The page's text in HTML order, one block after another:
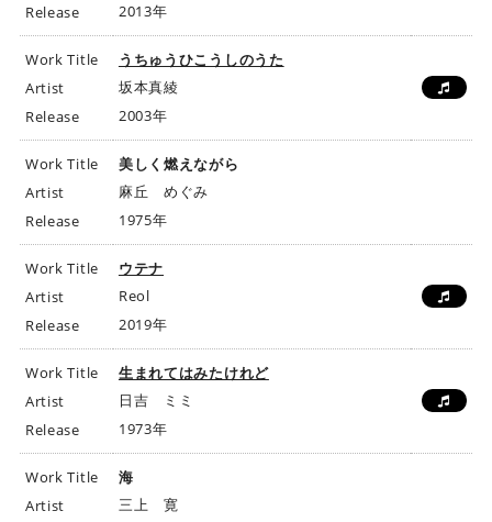
Release
2013年
Work Title
うちゅうひこうしのうた
Artist
坂本真綾
Release
2003年
Work Title
美しく燃えながら
Artist
麻丘 めぐみ
Release
1975年
Work Title
ウテナ
Artist
Reol
Release
2019年
Work Title
生まれてはみたけれど
Artist
日吉 ミミ
Release
1973年
Work Title
海
Artist
三上 寛